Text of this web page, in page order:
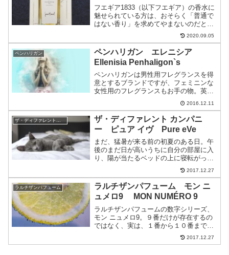
フエギア1833（以下フエギア）の香水に
魅せられている方は、おそらく「普通で
はない香り」を求めてやまないのだと想
像します。「普通ではない香り」を掘り
下げると、以下のような塩梅です。 あり
きたりではない香り これまでに嗅いだこ
とがない香り 他...
2020.09.05
ペンハリガン
ペンハリガン エレニシア
Ellenisia Penhaligon`s
ペンハリガンは男性用フレグランスを得
意とするブランドですが、フェミニンな
女性用のフレグランスもお手の物。英国
王室御用達ブランドでもあり、品のある
優美な香りが特徴的です。今回は、ケル
ト語で「妖精」を意味する言葉からネー
ミングされた「エレニシア...
2016.12.11
ザ・ディファレントカンパニー
ザ・ディファレント カンパニ
ー ピュア イヴ Pure eVe
まだ、猛暑が来る前の初夏のある日。午
後のまだ日が高いうちに自分の部屋に入
り、陽が当たるベッドの上に寝転がった
時に広がる、ふんわりとした香り・・・
そんな、日常のなにげない幸せを感じさ
せ、デイリーにまといたくなる作品が、
今回ご紹介するザ ディフ...
2017.12.27
ラルチザンパフューム
ラルチザンパフューム モン ニ
ュメロ9 MON NUMÉRO 9
ラルチザンパフュームの数字シリーズ、
モン ニュメロ9。９番だけが存在するの
ではなく、実は、１番から１０番までの
作品があった中の１つです。ラルチザン
パフュームは商品の改廃が頻繁にあるブ
2017.12.27